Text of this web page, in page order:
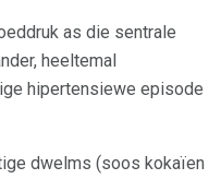
as die sentrale
heeltemal
hipertensiewe episode
dwelms (soos kokaïen